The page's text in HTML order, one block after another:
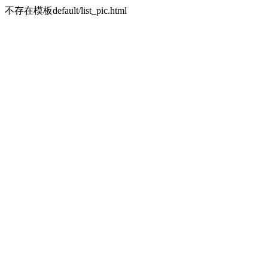
不存在模板default/list_pic.html